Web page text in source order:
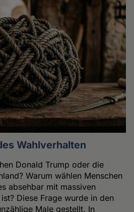
Wahlverhalten
Donald Trump oder die
Warum wählen Menschen
absehbar mit massiven
Diese Frage wurde in den
Male gestellt. In